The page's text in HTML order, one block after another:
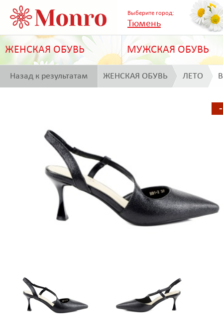
Выберите город:
Тюмень
ЖЕНСКАЯ ОБУВЬ МУЖСКАЯ ОБУВЬ
Назад к результатам ЖЕНСКАЯ ОБУВЬ ЛЕТО